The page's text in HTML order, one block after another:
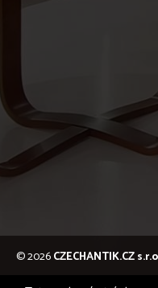
© 2026CZECHANTIK.CZ